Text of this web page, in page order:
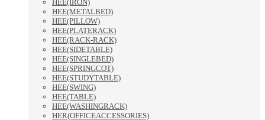
HEE(IRON)
HEE(METALBED)
HEE(PILLOW)
HEE(PLATERACK)
HEE(RACK-RACK)
HEE(SIDETABLE)
HEE(SINGLEBED)
HEE(SPRINGCOT)
HEE(STUDYTABLE)
HEE(SWING)
HEE(TABLE)
HEE(WASHINGRACK)
HER(OFFICEACCESSORIES)